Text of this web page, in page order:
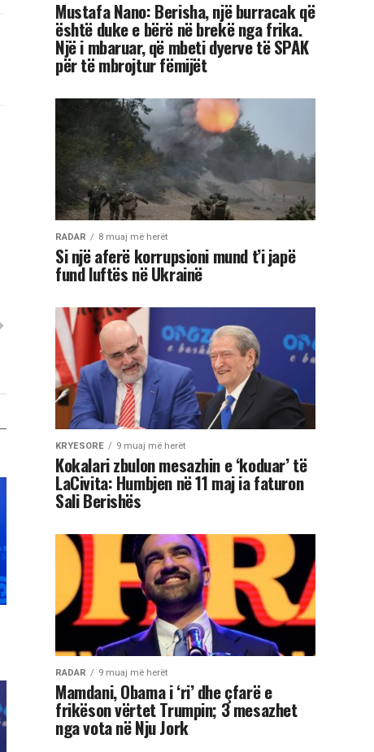
Mustafa Nano: Berisha, një burracak që
është duke e bërë në brekë nga frika.
Një i mbaruar, që mbeti dyerve të SPAK
për të mbrojtur fëmijët
RADAR 8 muaj më herët
Si një aferë korrupsioni mund t’i japë
fund luftës në Ukrainë
KRYESORE 9 muaj më herët
Kokalari zbulon mesazhin e ‘koduar’ të
LaCivita: Humbjen në 11 maj ia faturon
Sali Berishës
RADAR 9 muaj më herët
Mamdani, Obama i ‘ri’ dhe çfarë e
frikëson vërtet Trumpin; 3 mesazhet
nga vota në Nju Jork